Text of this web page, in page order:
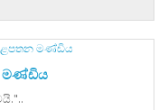
මණ්ඩිය